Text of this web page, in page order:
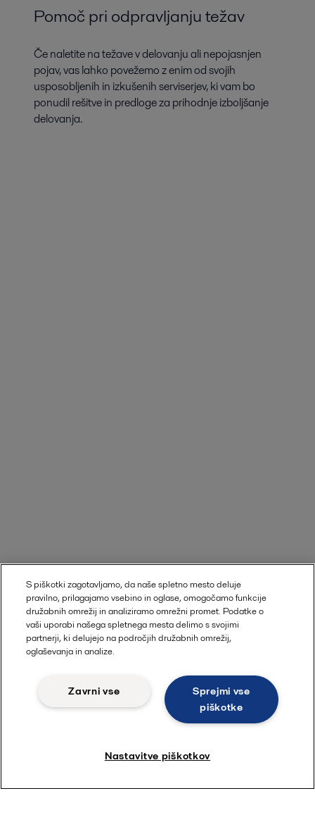
Pomoč pri odpravljanju težav
Če naletite na težave v delovanju ali nepojasnjen
pojav, vas lahko povežemo z enim od svojih
usposobljenih in izkušenih serviserjev, ki vam bo
ponudil rešitve in predloge za prihodnje izboljšanje
delovanja.
S piškotki zagotavljamo, da naše spletno mesto deluje
pravilno, prilagajamo vsebino in oglase, omogočamo funkcije
družabnih omrežij in analiziramo omrežni promet. Podatke o
vaši uporabi našega spletnega mesta delimo s svojimi
partnerji, ki delujejo na področjih družabnih omrežij,
oglaševanja in analize.
Sprejmi vse
piškotke
Zavrni vse
Nastavitve piškotkov